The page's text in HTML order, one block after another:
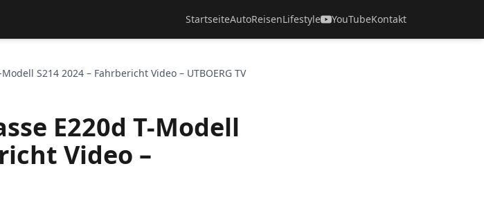
StartseiteAutoReisenLifestyle YouTubeKontakt
S214 2024 – Fahrbericht Video – UTBOERG TV
E220d T-Modell
Video –